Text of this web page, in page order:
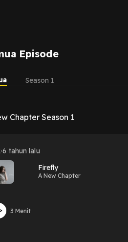
Episode
Season 1
Chapter Season 1
6 tahun lalu
Firefly
A New Chapter
3 Menit